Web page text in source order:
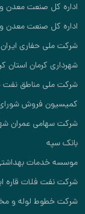
اداره کل صنعت معدن
اداره کل صنعت معدن و
شرکت ملی حفاری
شهرداری کرمان استان
شرکت ملی مناطق نفت
کمیسیون فروش شورای
شرکت سهامی عمران
بانک سپه
موسسه خدمات
شرکت نفت فلات قاره
شرکت خطوط لوله و